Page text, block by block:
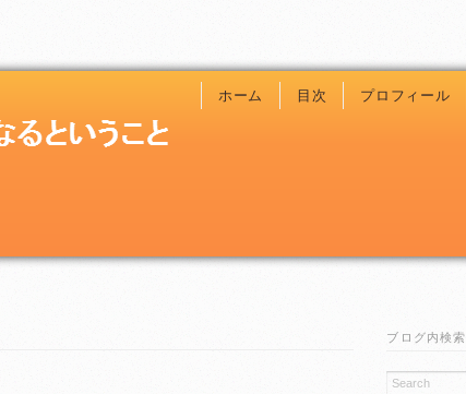
ホーム 目次 プロフィール
ブログ内検索